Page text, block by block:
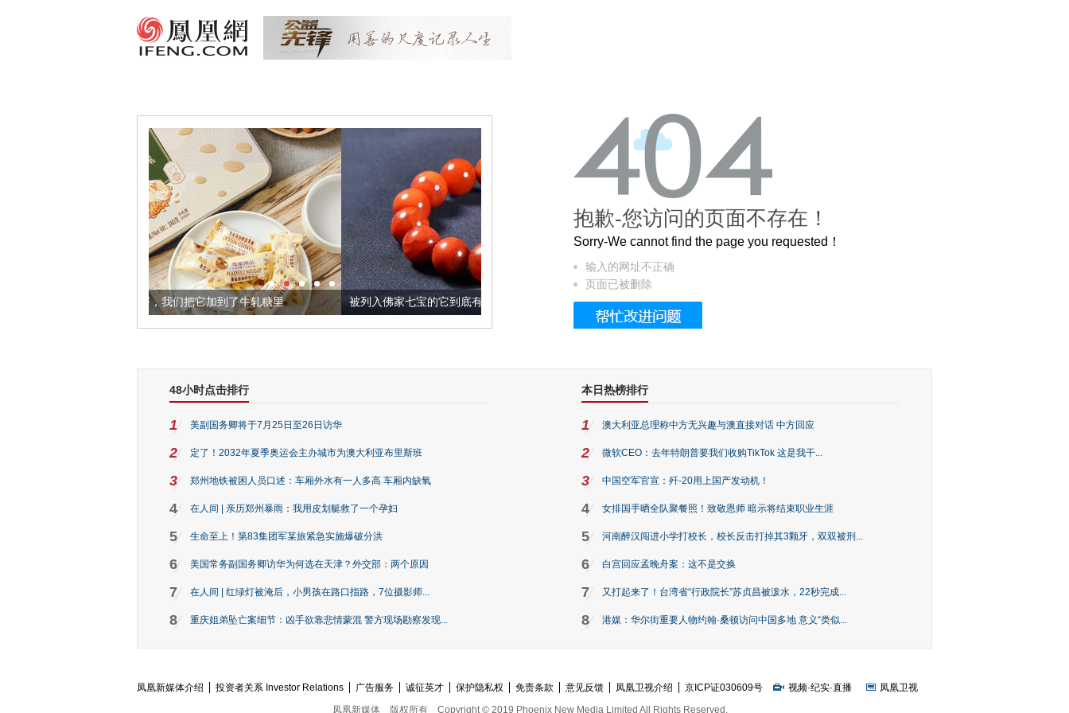
黄金亚麻籽，我们把它加到了牛轧糖里 被列入佛家七宝的它到底有多美？ 这个3.2米的长卷，还原了600岁的紫禁城
抱歉-您访问的页面不存在！
Sorry-We cannot find the page you requested！
输入的网址不正确
页面已被删除
48小时点击排行
1 美副国务卿将于7月25日至26日访华
2 定了！2032年夏季奥运会主办城市为澳大利亚布里斯班
3 郑州地铁被困人员口述：车厢外水有一人多高 车厢内缺氧
4 在人间 | 亲历郑州暴雨：我用皮划艇救了一个孕妇
5 生命至上！第83集团军某旅紧急实施爆破分洪
6 美国常务副国务卿访华为何选在天津？外交部：两个原因
7 在人间 | 红绿灯被淹后，小男孩在路口指路，7位摄影师...
8 重庆姐弟坠亡案细节：凶手欲靠悲情蒙混 警方现场勘察发现...
本日热榜排行
1 澳大利亚总理称中方无兴趣与澳直接对话 中方回应
2 微软CEO：去年特朗普要我们收购TikTok 这是我干...
3 中国空军官宣：歼-20用上国产发动机！
4 女排国手晒全队聚餐照！致敬恩师 暗示将结束职业生涯
5 河南醉汉闯进小学打校长，校长反击打掉其3颗牙，双双被刑...
6 白宫回应孟晚舟案：这不是交换
7 又打起来了！台湾省“行政院长”苏贞昌被泼水，22秒完成...
8 港媒：华尔街重要人物约翰·桑顿访问中国多地 意义“类似...
凤凰新媒体介绍 投资者关系 Investor Relations 广告服务 诚征英才 保护隐私权 免责条款 意见反馈 凤凰卫视介绍 京ICP证030609号 视频·纪实·直播
凤凰卫视
凤凰新媒体
版权所有 Copyright © 2019 Phoenix New Media Limited All Rights Reserved.